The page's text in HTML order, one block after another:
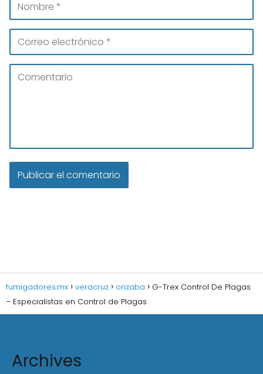
fumigadores.mx veracruz orizaba
G-Trex Control De Plagas
– Especialistas en Control de Plagas
Archives